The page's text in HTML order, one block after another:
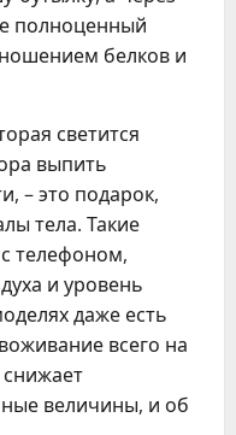
полноценный
белков и
светится
выпить
– это подарок,
тела. Такие
телефоном,
и уровень
даже есть
всего на
величины, и об